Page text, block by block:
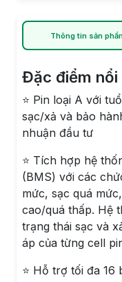
Thông tin sản
Đặc điểm nổi
⭐ Pin loại A với
sạc/xả và bảo
nhuận đầu tư
⭐ Tích hợp hệ
(BMS) với các
mức, sạc quá
cao/quá thấp. Hệ
trạng thái sạc và
áp của từng cell
⭐ Hỗ trợ tối đa